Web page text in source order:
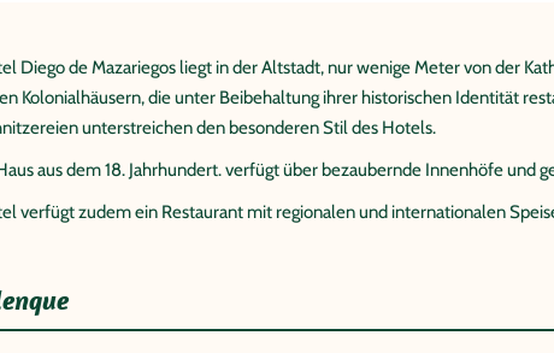
Diego de Mazariegos liegt in der Altstadt, nur wenige Meter von der
Kolonialhäusern, die unter Beibehaltung ihrer historischen Identität
unterstreichen den besonderen Stil des Hotels.
aus dem 18. Jahrhundert. verfügt über bezaubernde Innenhöfe
verfügt zudem ein Restaurant mit regionalen und internationalen